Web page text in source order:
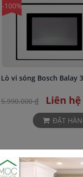
-100%
Lò vi sóng Bosch Balay
5.990.000 ₫ Liên hệ
ĐẶT